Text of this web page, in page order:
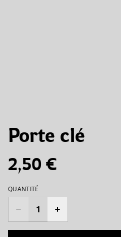
Porte clé
2,50 €
QUANTITÉ